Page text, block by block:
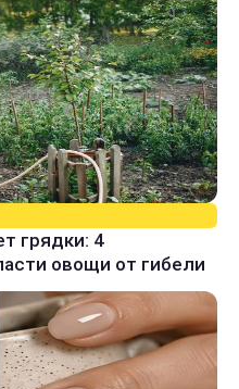
грядки: 4
овощи от гибели